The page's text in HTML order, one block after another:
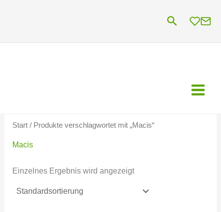
Suchen
Start/ Produkte verschlagwortet mit „Macis“
Macis
Einzelnes Ergebnis wird angezeigt